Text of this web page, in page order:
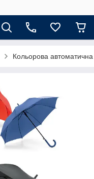
Кольорова